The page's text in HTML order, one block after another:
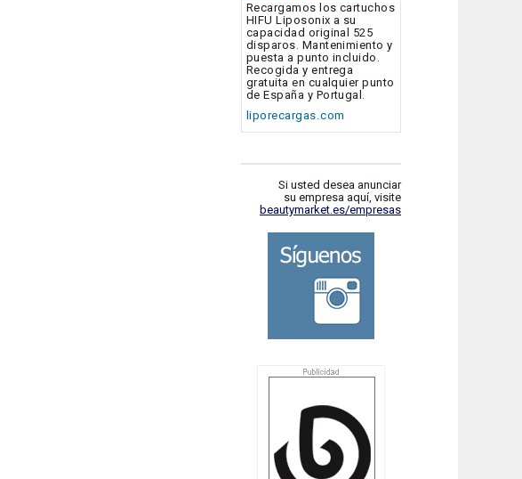
Recargamos los cartuchos
HIFU Liposonix a su
capacidad original 525
disparos. Mantenimiento y
puesta a punto incluido.
Recogida y entrega
gratuita en cualquier punto
de España y Portugal.
liporecargas.com
Si usted desea anunciar
su empresa aquí, visite
beautymarket.es/empresas